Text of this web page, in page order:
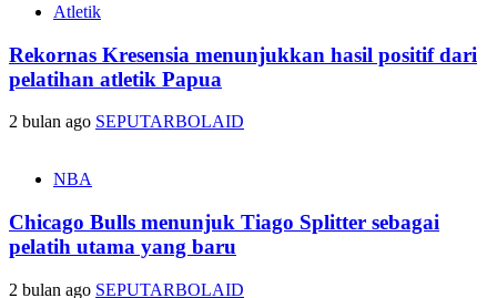
Atletik
Rekornas Kresensia menunjukkan hasil positif dari
pelatihan atletik Papua
2 bulan ago SEPUTARBOLAID
NBA
Chicago Bulls menunjuk Tiago Splitter sebagai
pelatih utama yang baru
2 bulan ago SEPUTARBOLAID